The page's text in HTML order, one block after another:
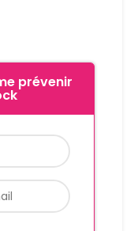
prévenir